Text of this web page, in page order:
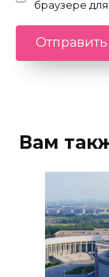
браузере
Вам